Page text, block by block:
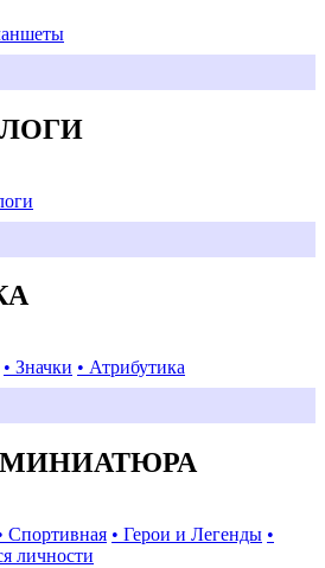
• Значки • Атрибутика
Спортивная • Герои и Легенды •
личности